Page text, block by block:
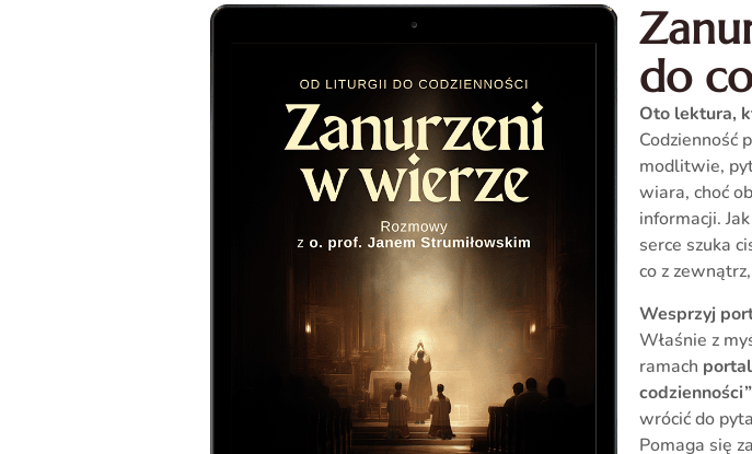
do
Oto lektura,
Codzienność
modlitwie,
wiara, choć
informacji.
serce szuka
co z
Wesprzyj
Właśnie z
ramach
codzienności”
wrócić do
Pomaga się